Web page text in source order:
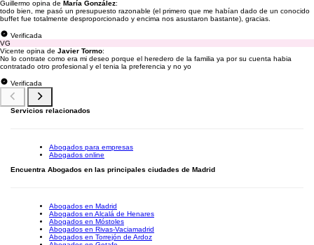
Guillermo opina de María González:
todo bien, me pasó un presupuesto razonable (el primero que me habían dado de un conocido
buffet fue totalmente desproporcionado y encima nos asustaron bastante), gracias.
Verificada
VG
Vicente opina de Javier Tormo:
No lo contrate como era mi deseo porque el heredero de la familia ya por su cuenta habia
contratado otro profesional y el tenia la preferencia y no yo
Verificada
Servicios relacionados
Abogados para empresas
Abogados online
Encuentra Abogados en las principales ciudades de Madrid
Abogados en Madrid
Abogados en Alcalá de Henares
Abogados en Móstoles
Abogados en Rivas-Vaciamadrid
Abogados en Torrejón de Ardoz